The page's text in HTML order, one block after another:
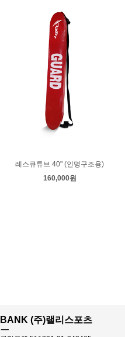
레스큐튜브 40" (인명구조용)
160,000원
BANK (주)랠리스포츠
ㅡ